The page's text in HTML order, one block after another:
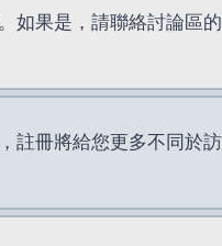
果是，請聯絡討論區
冊將給您更多不同於